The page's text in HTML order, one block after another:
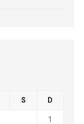
S D
1